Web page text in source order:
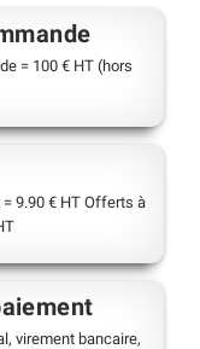
= 100 € HT (hors
9.90 € HT Offerts à
virement bancaire,